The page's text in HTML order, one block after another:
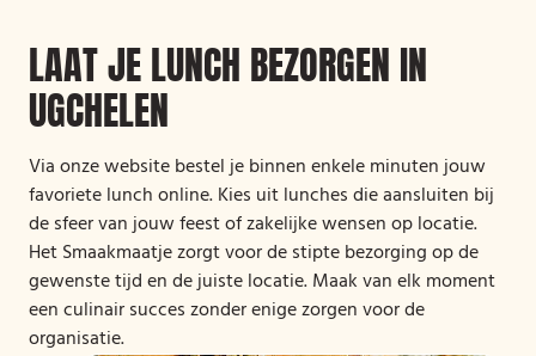
LAAT JE LUNCH BEZORGEN IN
UGCHELEN
Via onze website bestel je binnen enkele minuten jouw
favoriete lunch online. Kies uit lunches die aansluiten bij
de sfeer van jouw feest of zakelijke wensen op locatie.
Het Smaakmaatje zorgt voor de stipte bezorging op de
gewenste tijd en de juiste locatie. Maak van elk moment
een culinair succes zonder enige zorgen voor de
organisatie.